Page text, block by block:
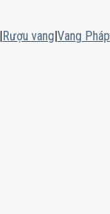
|Rượu vang|Vang Pháp